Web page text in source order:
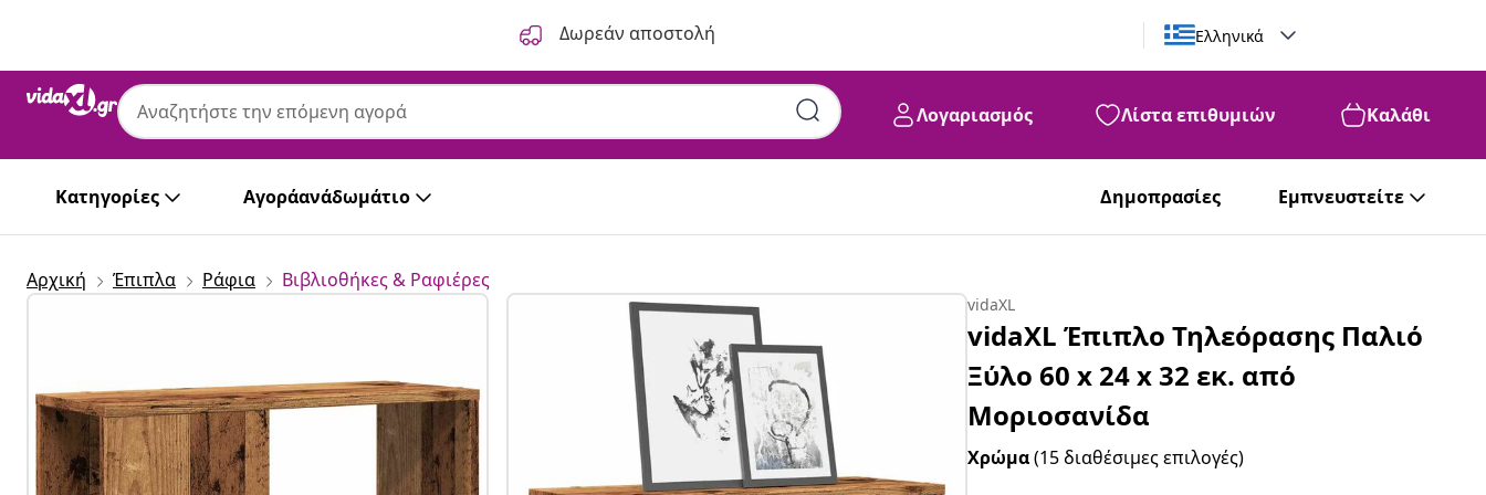
Δωρεάν αποστολή Ελληνικά
Λογαριασμός Λίστα επιθυμιών Καλάθι
Κατηγορίες Αγοράανάδωμάτιο Δημοπρασίες Εμπνευστείτε
Αρχική Έπιπλα Ράφια Βιβλιοθήκες & Ραφιέρες
vidaXL
vidaXL Έπιπλο Τηλεόρασης Παλιό
Ξύλο 60 x 24 x 32 εκ. από
Μοριοσανίδα
Χρώμα(15 διαθέσιμες επιλογές)